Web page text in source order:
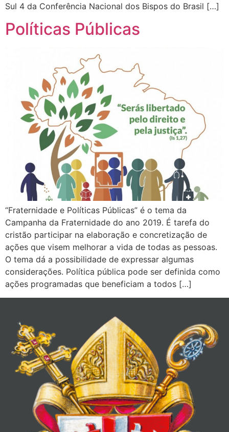
Sul 4 da Conferência Nacional dos Bispos do Brasil […]
Políticas Públicas
“Fraternidade e Políticas Públicas” é o tema da
Campanha da Fraternidade do ano 2019. É tarefa do
cristão participar na elaboração e concretização de
ações que visem melhorar a vida de todas as pessoas.
O tema dá a possibilidade de expressar algumas
considerações. Política pública pode ser definida como
ações programadas que beneficiam a todos […]